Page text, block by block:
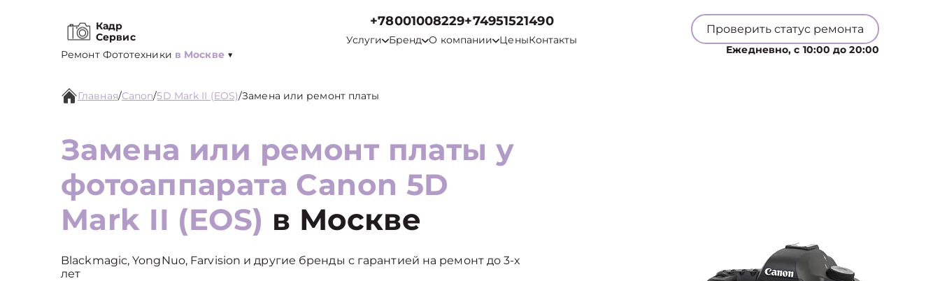
Кадр
Сервис
Ремонт Фототехники в Москве ▼
+78001008229+74951521490
Услуги Бренд О компании ЦеныКонтакты
Проверить статус ремонта
Ежедневно, с 10:00 до 20:00
Главная/Canon/5D Mark II (EOS)/Замена или ремонт платы
Замена или ремонт платы у
фотоаппарата Canon 5D
Mark II (EOS) в Москве
Blackmagic, YongNuo, Farvision и другие бренды с гарантией на ремонт до 3-х
лет